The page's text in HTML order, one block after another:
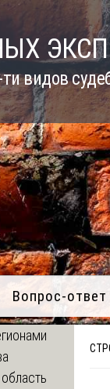
видов
Вопрос-ответ